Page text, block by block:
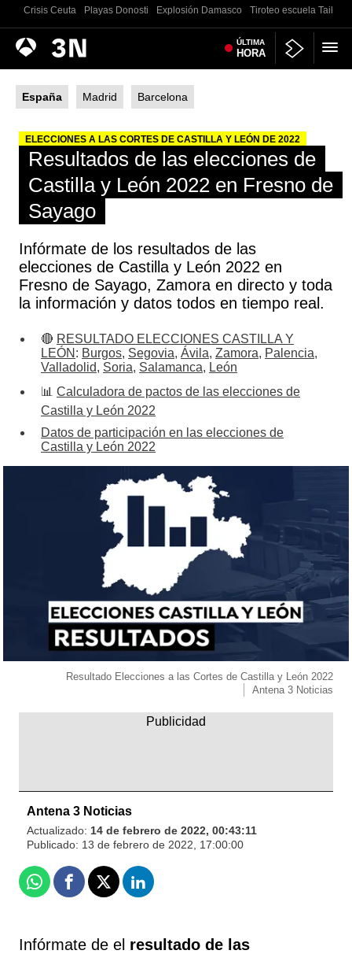
Crisis Ceuta Playas Donosti Explosión Damasco Tiroteo escuela
Antena
3
Noticias ÚLTIMA
HORA
España Madrid Barcelona
ELECCIONES A LAS CORTES DE CASTILLA Y LEÓN DE 2022
Resultados de las elecciones de
Castilla y León 2022 en Fresno de
Sayago
Infórmate de los resultados de las
elecciones de Castilla y León 2022 en
Fresno de Sayago, Zamora en directo y toda
la información y datos todos en tiempo real.
🔴 RESULTADO ELECCIONES CASTILLA Y
LEÓN : Burgos, Segovia, Ávila, Zamora, Palencia,
Valladolid, Soria, Salamanca, León
📊 Calculadora de pactos de las elecciones de
Castilla y León 2022
Datos de participación en las elecciones de
Castilla y León 2022
Resultado Elecciones a las Cortes de Castilla y León 2022
Antena 3 Noticias
Antena 3 Noticias
Actualizado: 14 de febrero de 2022, 00:43:11
Publicado: 13 de febrero de 2022, 17:00:00
WhatsappFacebook
X Linkedin
Infórmate de el resultado de las